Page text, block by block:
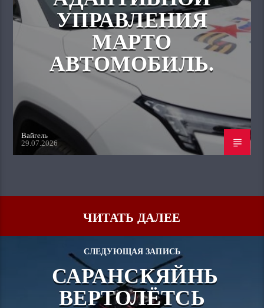
УПРАВЛЕНИЯ
МАРТО
АВТОМОБИЛЬ.
Вайгель
29.07.2026
ЧИТАТЬ ДАЛЕЕ
СЛЕДУЮЩАЯ ЗАПИСЬ
САРАНСКЯЙНЬ
ВЕРТОЛЁТСЬ